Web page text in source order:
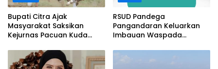
Bupati Citra Ajak
Masyarakat Saksikan
Kejurnas Pacuan Kuda
Legokjawa
RSUD Pandega
Pangandaran Keluarkan
Imbauan Waspada